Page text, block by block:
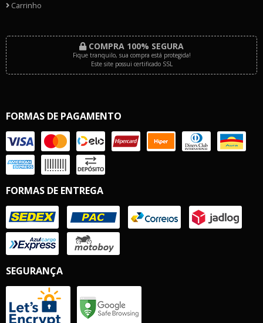
Carrinho
COMPRA 100% SEGURA
Fique tranquilo, sua compra está protegida!
Este site possui certificado SSL
FORMAS DE PAGAMENTO
FORMAS DE ENTREGA
SEGURANÇA